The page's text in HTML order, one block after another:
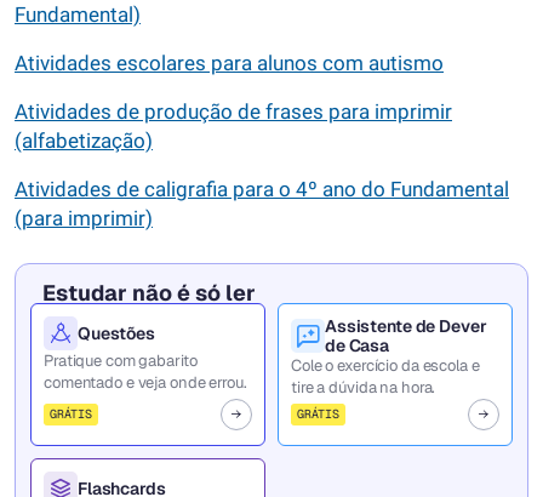
Fundamental)
Atividades escolares para alunos com autismo
Atividades de produção de frases para imprimir
(alfabetização)
Atividades de caligrafia para o 4º ano do Fundamental
(para imprimir)
Estudar não é só ler
Questões
Pratique com gabarito
comentado e veja onde errou.
GRÁTIS
Assistente de Dever
de Casa
Cole o exercício da escola e
tire a dúvida na hora.
GRÁTIS
Flashcards